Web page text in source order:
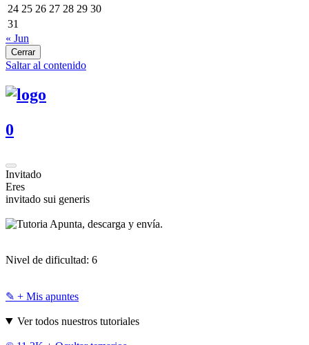
24 25 26 27 28 29 30
31
« Jun
Cerrar
Saltar al contenido
0
Invitado
Eres
invitado sui generis
Apunta, descarga y envía.
Nivel de dificultad: 6
✎ + Mis apuntes
Ver todos nuestros tutoriales